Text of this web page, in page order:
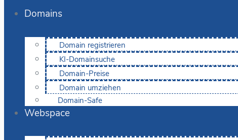
Domains
Domain registrieren
KI-Domainsuche
Domain-Preise
Domain umziehen
Domain-Safe
Webspace